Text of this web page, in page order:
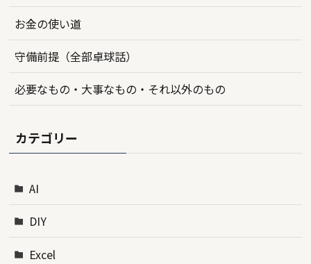
お金の使い道
守備前提（全部卓球話）
必要なもの・大事なもの・それ以外のもの
カテゴリー
AI
DIY
Excel